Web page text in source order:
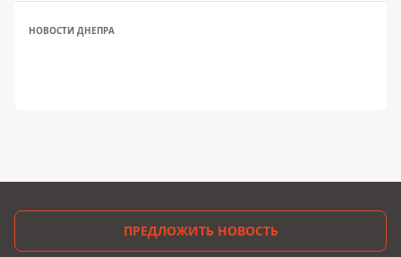
НОВОСТИ ДНЕПРА
ПРЕДЛОЖИТЬ НОВОСТЬ